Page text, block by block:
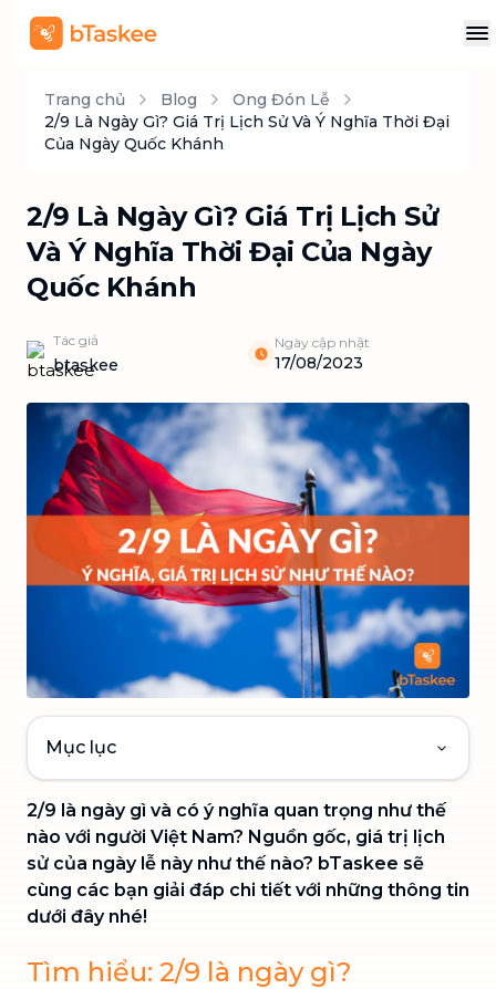
Trang chủ Blog
Ong Đón Lễ
2/9 Là Ngày Gì? Giá Trị Lịch Sử Và Ý Nghĩa Thời Đại
Của Ngày Quốc Khánh
2/9 Là Ngày Gì? Giá Trị Lịch Sử
Và Ý Nghĩa Thời Đại Của Ngày
Quốc Khánh
Tác giả
btaskee
Ngày cập nhật
17/08/2023
Mục lục
2/9 là ngày gì và có ý nghĩa quan trọng như thế
nào với người Việt Nam? Nguồn gốc, giá trị lịch
sử của ngày lễ này như thế nào? bTaskee sẽ
cùng các bạn giải đáp chi tiết với những thông tin
dưới đây nhé!
Tìm hiểu: 2/9 là ngày gì?